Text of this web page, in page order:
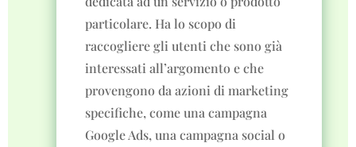
particolare. Ha lo scopo di
raccogliere gli utenti che sono già
interessati all’argomento e che
provengono da azioni di marketing
specifiche, come una campagna
Google Ads, una campagna social o